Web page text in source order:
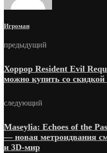
Игроман
предыдущий
Хоррор Resident Evil
можно купить со
следующий
Maseylia: Echoes of the
— новая метроидвания
и 3D-мир